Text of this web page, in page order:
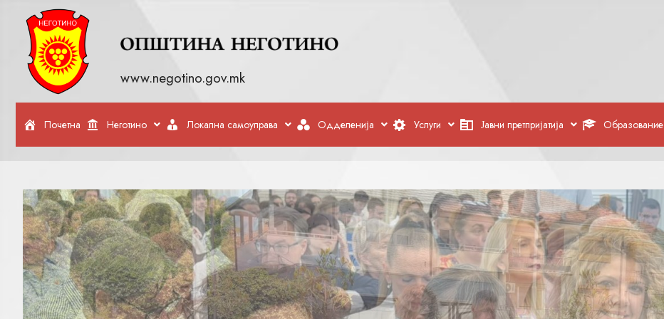
www.negotino.gov.mk
Почетна Неготино Локална самоуправа Одделенија Услуги Јавни претпријатија Образование